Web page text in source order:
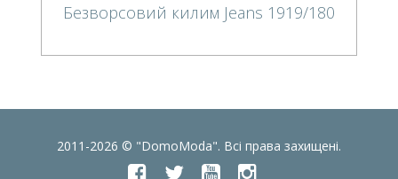
Безворсовий килим Jeans 1919/180
2011-2026 © "DomoModa". Всі права захищені.